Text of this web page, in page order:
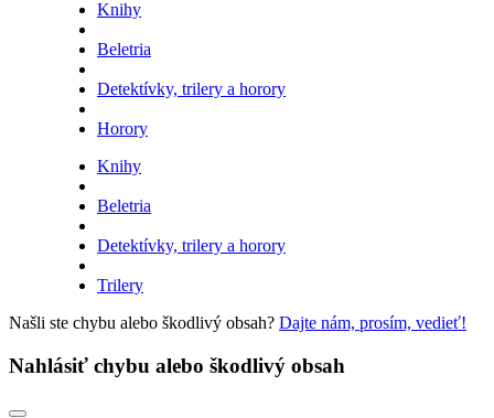
Knihy
Beletria
Detektívky, trilery a horory
Horory
Knihy
Beletria
Detektívky, trilery a horory
Trilery
Našli ste chybu alebo škodlivý obsah? Dajte nám, prosím, vedieť!
Nahlásiť chybu alebo škodlivý obsah